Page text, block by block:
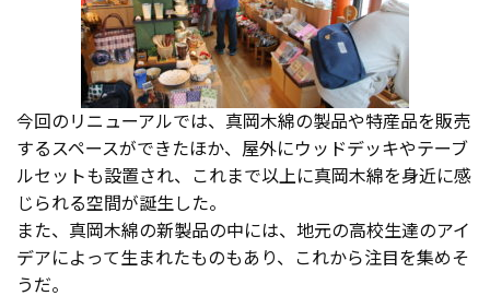
今回のリニューアルでは、真岡木綿の製品や特産品を販売
するスペースができたほか、屋外にウッドデッキやテーブ
ルセットも設置され、これまで以上に真岡木綿を身近に感
じられる空間が誕生した。
また、真岡木綿の新製品の中には、地元の高校生達のアイ
デアによって生まれたものもあり、これから注目を集めそ
うだ。